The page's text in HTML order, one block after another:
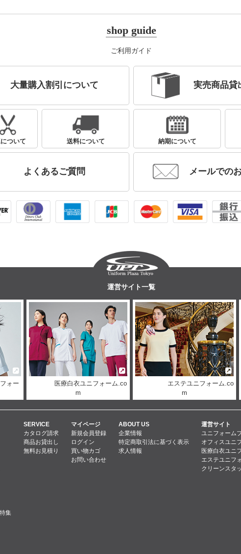
shop guide
ご利用ガイド
大量購入割引について 実売商品貸
ついて 送料について 納期について
よくあるご質問 メールでの
運営サイト一覧
ー
医療白衣ユニフォーム.co
m
エステユニフォーム.co
m
集
SERVICE
カタログ請求
商品お貸出し
無料お見積り
マイページ
新規会員登録
ログイン
買い物カゴ
お問い合わせ
ABOUT US
企業情報
特定商取引法に基づく表示
求人情報
運営サイト
ユニフォーム
オフィスユニ
医療白衣ユニ
エステユニフ
クリーンスタ